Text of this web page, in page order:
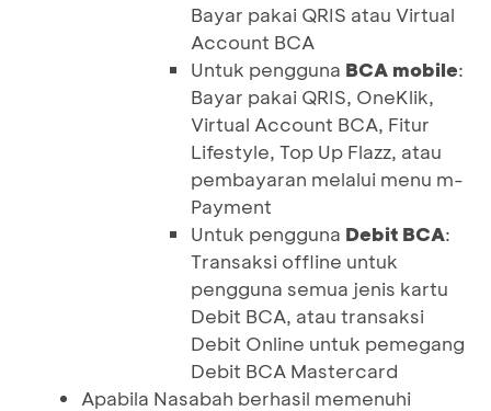
Bayar pakai QRIS atau Virtual
Account BCA
Untuk pengguna BCA mobile:
Bayar pakai QRIS, OneKlik,
Virtual Account BCA, Fitur
Lifestyle, Top Up Flazz, atau
pembayaran melalui menu m-
Payment
Untuk pengguna Debit BCA:
Transaksi offline untuk
pengguna semua jenis kartu
Debit BCA, atau transaksi
Debit Online untuk pemegang
Debit BCA Mastercard
Apabila Nasabah berhasil memenuhi